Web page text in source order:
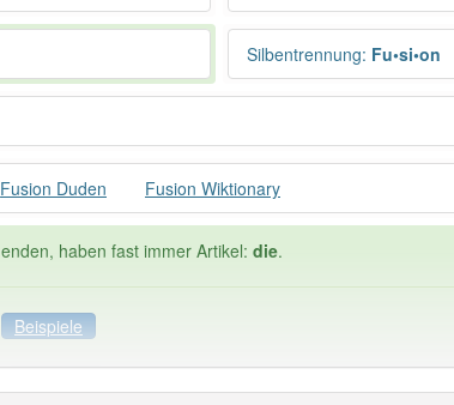
Silbentrennung: Fu•si•on
Fusion Duden Fusion Wiktionary
haben fast immer Artikel: die.
Beispiele